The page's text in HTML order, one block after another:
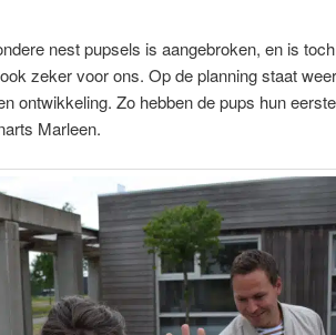
nest pupsels is aangebroken, en is
zeker voor ons. Op de planning staat
ontwikkeling. Zo hebben de pups hun
Marleen.